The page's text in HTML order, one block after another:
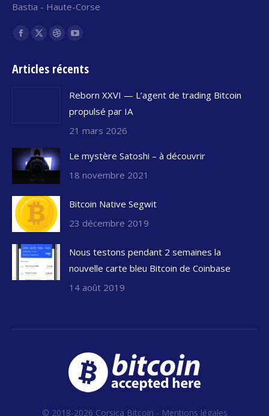
Bastia - Haute-Corse
Trouvez nous sur :
Facebook
opens
X
opens
window
Dribble
opens
new
window
YouTube
opens
new
window
Articles récents
Reborn XXVI — L’agent de trading Bitcoin
propulsé par IA
21 mars 2026
Le mystère Satoshi – à découvrir
18 novembre 2021
Bitcoin Native Segwit
23 décembre 2019
Nous testons pendant 2 semaines la
nouvelle carte bleu Bitcoin de Coinbase
14 août 2019
© 2018-2026 Corsica Bitcoin - Mentions légales